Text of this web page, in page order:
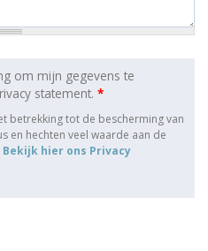
om mijn gegevens te
statement. *
betrekking tot de bescherming van
en hechten veel waarde aan de
Bekijk hier ons Privacy